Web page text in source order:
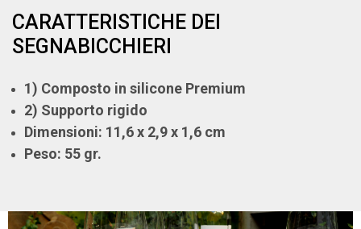
CARATTERISTICHE DEI
SEGNABICCHIERI
1) Composto in silicone Premium
2) Supporto rigido
Dimensioni: 11,6 x 2,9 x 1,6 cm
Peso: 55 gr.